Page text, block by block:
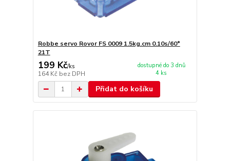
Robbe servo Rovor FS 0009 1.5kg.cm 0.10s/60°
21T
199 Kč/ks
164 Kč bez DPH
dostupné do 3 dnů
4 ks
Přidat do košíku